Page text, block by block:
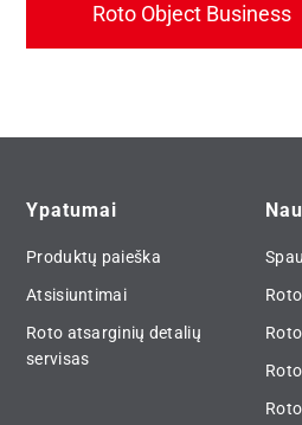
Roto Object Business
Ypatumai
Produktų paieška
Atsisiuntimai
Roto atsarginių detalių
servisas